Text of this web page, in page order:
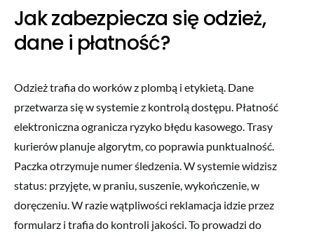
Jak zabezpiecza się odzież,
dane i płatność?
Odzież trafia do worków z plombą i etykietą. Dane
przetwarza się w systemie z kontrolą dostępu. Płatność
elektroniczna ogranicza ryzyko błędu kasowego. Trasy
kurierów planuje algorytm, co poprawia punktualność.
Paczka otrzymuje numer śledzenia. W systemie widzisz
status: przyjęte, w praniu, suszenie, wykończenie, w
doręczeniu. W razie wątpliwości reklamacja idzie przez
formularz i trafia do kontroli jakości. To prowadzi do